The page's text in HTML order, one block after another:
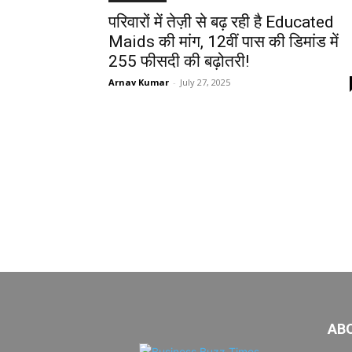
परिवारों में तेज़ी से बढ़ रही है Educated
Maids की मांग, 12वीं पास की डिमांड में
255 फीसदी की बढ़ोतरी!
Arnav Kumar - July 27, 2025